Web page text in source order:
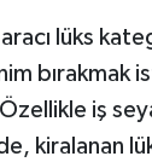
lüks
bırakmak
iş
kiralanan